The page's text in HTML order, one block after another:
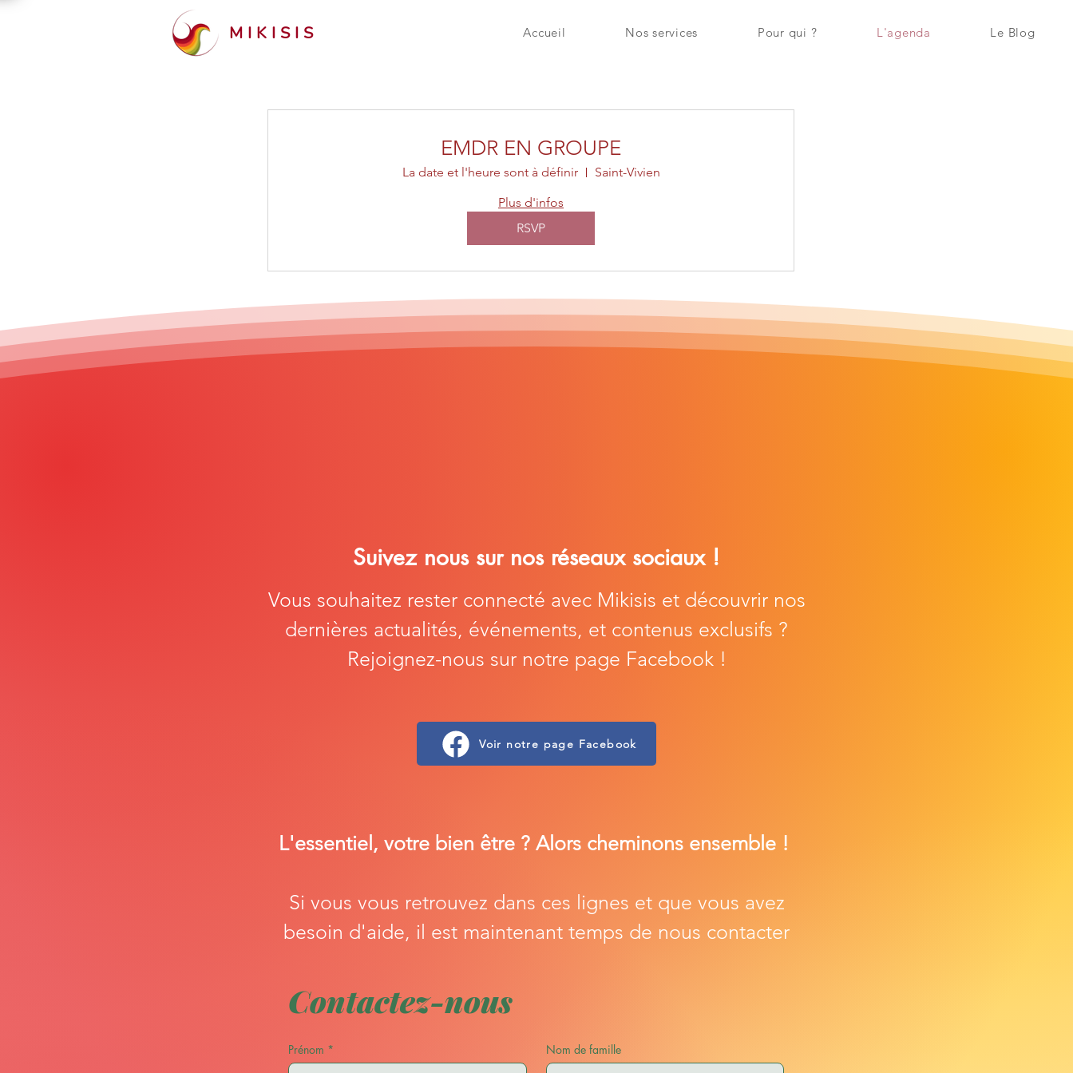
MIKISIS Accueil Nos services Pour qui ? L'agenda Le Blog
EMDR EN GROUPE
La date et l'heure sont à définir
Saint-Vivien
Plus d'infos
RSVP
Suivez nous sur nos réseaux sociaux !
Vous souhaitez rester connecté avec Mikisis et découvrir nos
dernières actualités, événements, et contenus exclusifs ?
Rejoignez-nous sur notre page Facebook !
Voir notre page Facebook
L'essentiel, votre bien être ? Alors cheminons ensemble !
Si vous vous retrouvez dans ces lignes et que vous avez
besoin d'aide, il est maintenant temps de nous contacter
Contactez-nous
Prénom * Nom de famille